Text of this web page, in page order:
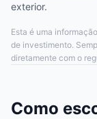
exterior.
Esta é uma
de investimento.
diretamente com o
Como